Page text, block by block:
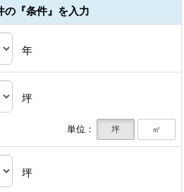
の『条件』を入力
年
坪
単位： 坪 ㎡
坪